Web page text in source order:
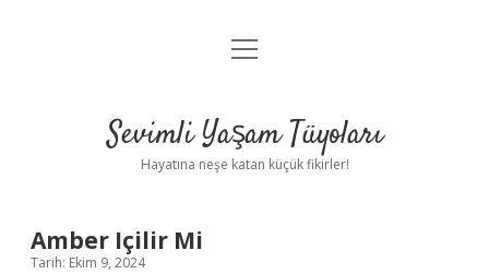
Anasayfa
Yasal Uyarı
menüyü
Sevimli Yaşam Tüyoları
Hayatına neşe katan küçük fikirler!
Amber Içilir Mi
Tarih: Ekim 9, 2024